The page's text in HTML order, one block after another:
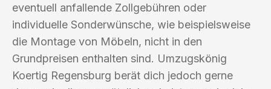
eventuell anfallende Zollgebühren oder
individuelle Sonderwünsche, wie beispielsweise
die Montage von Möbeln, nicht in den
Grundpreisen enthalten sind. Umzugskönig
Koertig Regensburg berät dich jedoch gerne